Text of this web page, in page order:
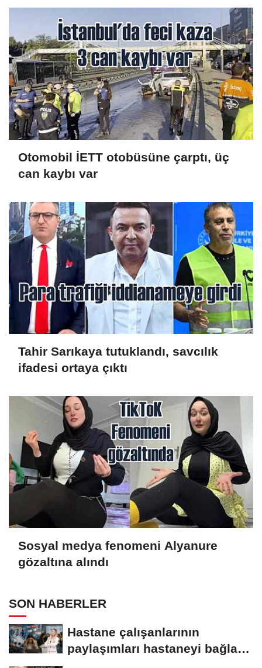
Otomobil İETT otobüsüne çarptı, üç
can kaybı var
Tahir Sarıkaya tutuklandı, savcılık
ifadesi ortaya çıktı
Sosyal medya fenomeni Alyanure
gözaltına alındı
SON HABERLER
Hastane çalışanlarının
paylaşımları hastaneyi bağlar